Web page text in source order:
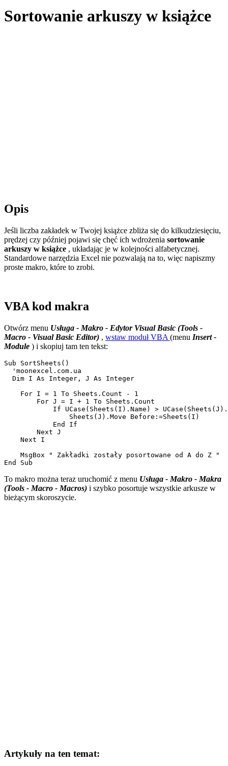
Sortowanie arkuszy w książce
Opis
Jeśli liczba zakładek w Twojej książce zbliża się do kilkudziesięciu,
prędzej czy później pojawi się chęć ich wdrożenia sortowanie
arkuszy w książce , układając je w kolejności alfabetycznej.
Standardowe narzędzia Excel nie pozwalają na to, więc napiszmy
proste makro, które to zrobi.
VBA kod makra
Otwórz menu Usługa - Makro - Edytor Visual Basic (Tools -
Macro - Visual Basic Editor) , wstaw moduł VBA (menu Insert -
Module ) i skopiuj tam ten tekst:
Sub SortSheets()
  'moonexcel.com.ua
  Dim I As Integer, J As Integer
    For I = 1 To Sheets.Count - 1
        For J = I + 1 To Sheets.Count
If UCase(Sheets(I).Name) >
                Sheets(J).Move Before:=Sheets(I)
            End If
        Next J
    Next I
    MsgBox " Zakładki zostały posortowane od A do Z "
To makro można teraz uruchomić z menu Usługa - Makro - Makra
(Tools - Macro - Macros) i szybko posortuje wszystkie arkusze w
bieżącym skoroszycie.
Artykuły na ten temat: